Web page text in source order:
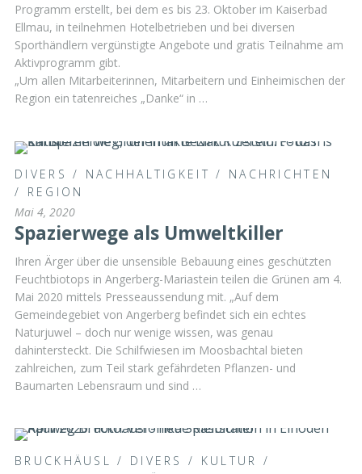
Programm erstellt, bei dem es bis 23. Oktober im Kaiserbad
Ellmau, in teilnehmen Hotelbetrieben und bei diversen
Sporthändlern vergünstigte Angebote und gratis Teilnahme am
Aktivprogramm gibt.
„Um allen Mitarbeiterinnen, Mitarbeitern und Einheimischen der
Region ein tatenreiches „Danke“ in …
DIVERS / NACHHALTIGKEIT / NACHRICHTEN
/ REGION
Mai 4, 2020
Spazierwege als Umweltkiller
Ihren Ärger über die unsensible Bebauung eines geschützten
Feuchtbiotops in Angerberg-Mariastein teilen die Grünen am 4.
Mai 2020 mittels Presseaussendung mit. „Auf dem
Gemeindegebiet von Angerberg befindet sich ein echtes
Naturjuwel – doch nur wenige wissen, was genau
dahintersteckt. Die Schilfwiesen im Moosbachtal bieten
zahlreichen, zum Teil stark gefährdeten Pflanzen- und
Baumarten Lebensraum und sind …
BRUCKHÄUSL / DIVERS / KULTUR
/